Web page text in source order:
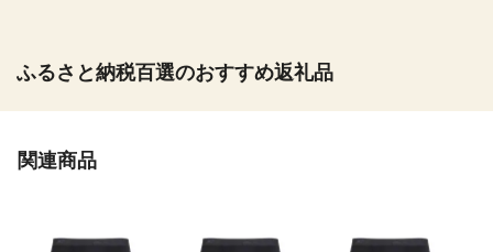
ふるさと納税百選のおすすめ返礼品
関連商品